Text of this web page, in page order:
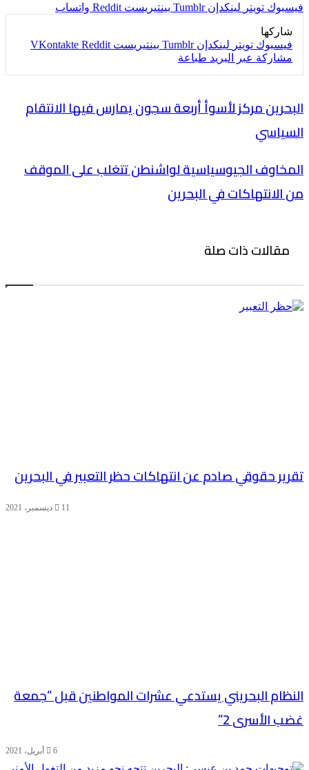
فيسبوك تويتر لينكدإن بينتيريست واتساب
شاركها
فيسبوك تويتر لينكدإن بينتيريست
مشاركة عبر البريد طباعة
البحرين مركز لأسوأ أربعة سجون يمارس فيها الانتقام
السياسي
المخاوف الجيوسياسية لواشنطن تتغلب على الموقف
من الانتهاكات في البحرين
مقالات ذات صلة
تقرير حقوقي صادم عن انتهاكات حظر التعبير في البحرين
11 ديسمبر، 2021
النظام البحريني يستدعي عشرات المواطنين قبل “جمعة
غضب الأسرى 2”
6 أبريل، 2021